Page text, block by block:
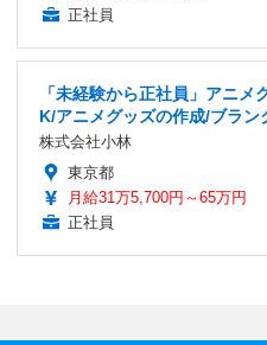
正社員
「未経験から正社員」アニ
K/アニメグッズの作成/ブラン
株式会社小林
東京都
月給31万5,700円～65万円
正社員